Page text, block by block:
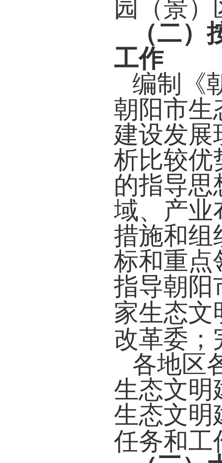
园（景
（二
工作
编制《
朝阳市生
建设发展
析比较优
的指导思
域、产业
措施和组
标和重点
指导朝阳
家生态文
改革委；
各地区
生态文明
生态文明
任务和工